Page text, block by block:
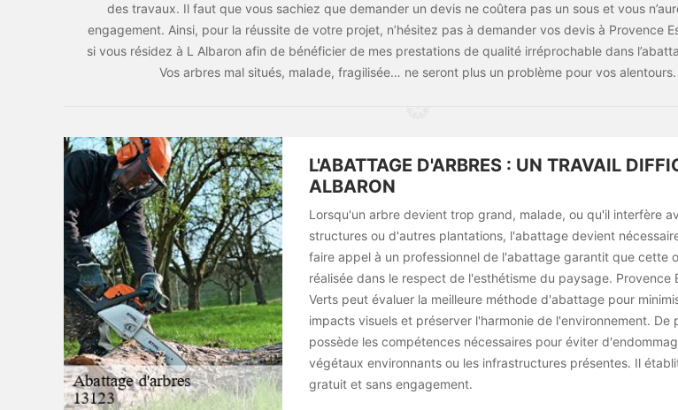
des travaux. Il faut que vous sachiez que demander un devis ne coûtera pas un sous et vous
engagement. Ainsi, pour la réussite de votre projet, n’hésitez pas à demander vos devis à Provence
si vous résidez à L Albaron afin de bénéficier de mes prestations de qualité irréprochable dans
Vos arbres mal situés, malade, fragilisée… ne seront plus un problème pour vos alentours.
L'ABATTAGE D'ARBRES : UN TRAVAIL
ALBARON
Lorsqu'un arbre devient trop grand, malade, ou qu'il interfère
structures ou d'autres plantations, l'abattage devient
faire appel à un professionnel de l'abattage garantit que cette
réalisée dans le respect de l'esthétisme du paysage. Provence
Verts peut évaluer la meilleure méthode d'abattage pour
impacts visuels et préserver l'harmonie de l'environnement. De
possède les compétences nécessaires pour éviter
végétaux environnants ou les infrastructures présentes. Il
gratuit et sans engagement.